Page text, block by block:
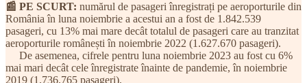
📰 PE SCURT: numărul de pasageri înregistrați pe aeroporturile din
România în luna noiembrie a acestui an a fost de 1.842.539
pasageri, cu 13% mai mare decât totalul de pasageri care au tranzitat
aeroporturile românești în noiembrie 2022 (1.627.670 pasageri).
De asemenea, cifrele pentru luna noiembrie 2023 au fost cu 6%
mai mari decât cele înregistrate înainte de pandemie, în noiembrie
2019 (1.736.765 pasageri).